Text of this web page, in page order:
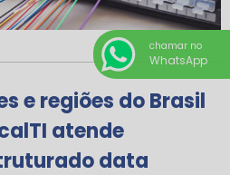
e regiões do Brasil
atende
data
chamar no
WhatsApp